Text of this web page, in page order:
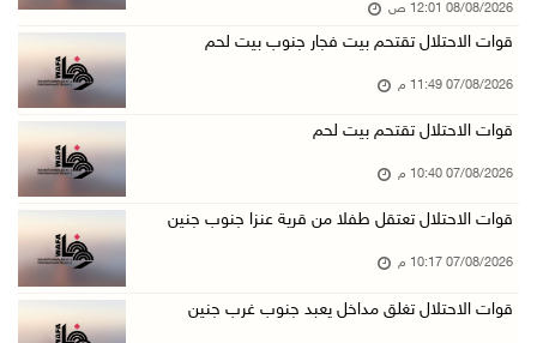
الرئاسة ترحب بإطلاق السعودية التحالف البحري ا ...
07/آب/2026 06:17 م
(محدث) نابلس: إصابة مواطن واعتقاله إثر هجوم ل ...
07/آب/2026 06:04 م
الرئاسة ترحب باتفاقية مكة للدفاع المشترك بين ...
بيروت: اللجنة الفنية للمجلس الوطني تناقش التر ...
08/08/2026 12:01 ص
قوات الاحتلال تقتحم بيت فجار جنوب بيت لحم
07/08/2026 11:49 م
قوات الاحتلال تقتحم بيت لحم
07/08/2026 10:40 م
قوات الاحتلال تعتقل طفلا من قرية عنزا جنوب جنين
07/08/2026 10:17 م
قوات الاحتلال تغلق مداخل يعبد جنوب غرب جنين